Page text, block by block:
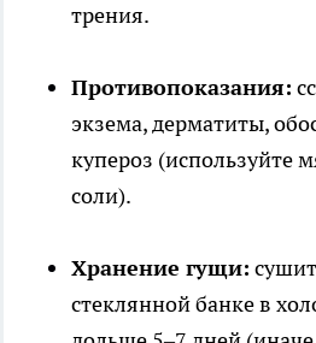
трения.
Противопоказания:
экзема, дерматиты,
купероз (используйте
соли).
Хранение гущи:
стеклянной банке в